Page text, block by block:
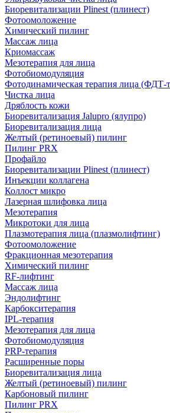
Биоревитализации Plinest (плинест)
Фотоомоложение
Химический пилинг
Массаж лица
Криомассаж
Мезотерапия для лица
Фотобиомодуляция
Фотодинамическая терапия лица (ФДТ-
Чистка лица
Дряблость кожи
Биоревитализация Jalupro (ялупро)
Биоревитализация лица
Желтый (ретиноевый) пилинг
Пилинг PRX
Профайло
Биоревитализации Plinest (плинест)
Инъекции коллагена
Коллост микро
Лазерная шлифовка лица
Мезотерапия
Микротоки для лица
Плазмотерапия лица (плазмолифтинг)
Фотоомоложение
Фракционная мезотерапия
Химический пилинг
RF-лифтинг
Массаж лица
Эндолифтинг
Карбокситерапия
IPL‑терапия
Мезотерапия для лица
Фотобиомодуляция
PRP-терапия
Расширенные поры
Биоревитализация лица
Желтый (ретиноевый) пилинг
Карбоновый пилинг
Пилинг PRX